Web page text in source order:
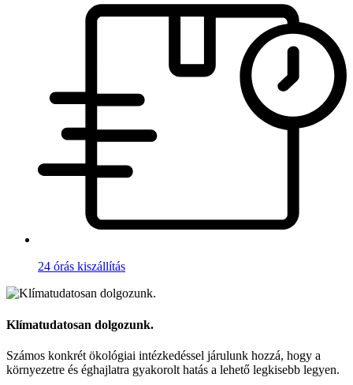
24 órás kiszállítás
Klímatudatosan dolgozunk.
Számos konkrét ökológiai intézkedéssel járulunk hozzá, hogy a
környezetre és éghajlatra gyakorolt hatás a lehető legkisebb legyen.